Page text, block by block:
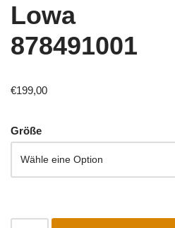
Lowa
878491001
€199,00
Größe